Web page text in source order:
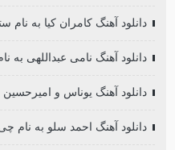
دانلود آهنگ کامران کیا به نام
دانلود آهنگ نامی عبداللهی به
دانلود آهنگ یوناس و امیرحسین
دانلود آهنگ احمد سلو به نام